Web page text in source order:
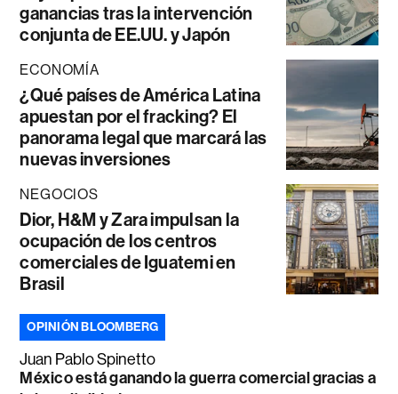
ganancias tras la intervención
conjunta de EE.UU. y Japón
ECONOMÍA
¿Qué países de América Latina
apuestan por el fracking? El
panorama legal que marcará las
nuevas inversiones
NEGOCIOS
Dior, H&M y Zara impulsan la
ocupación de los centros
comerciales de Iguatemi en
Brasil
OPINIÓN BLOOMBERG
Juan Pablo Spinetto
México está ganando la guerra comercial gracias a